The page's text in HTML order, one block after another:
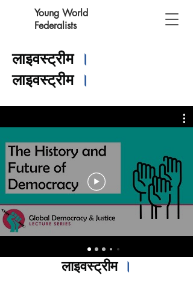
Young World
Federalists
लाइवस्ट्रीम
।
लाइवस्ट्रीम
।
लाइवस्ट्रीम ।